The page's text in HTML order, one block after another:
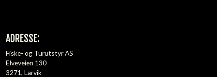
ADRESSE:
Fiske- og Turutstyr AS
Elveveien 130
3271, Larvik